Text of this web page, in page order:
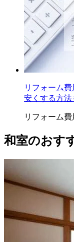
リフォーム
安くする方法
リフォーム
和室のおす